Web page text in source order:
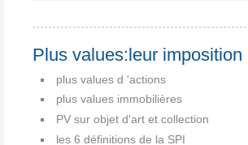
Plus values:leur imposition
plus values d 'actions
plus values immobilières
PV sur objet d'art et collection
les 6 définitions de la SPI